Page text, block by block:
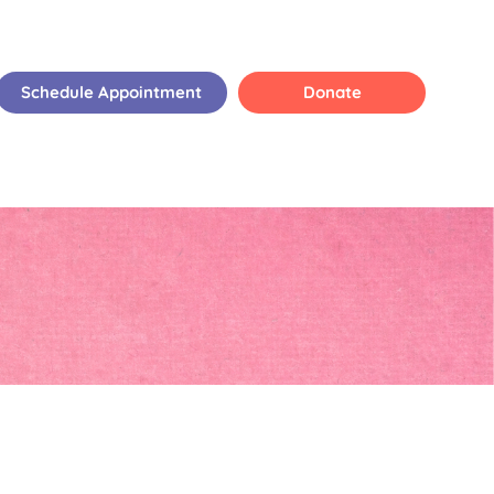
Schedule Appointment Donate